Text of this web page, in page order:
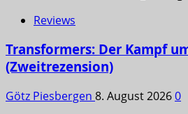
Reviews
Transformers: Der Kampf
(Zweitrezension)
Götz Piesbergen 8. August 20260